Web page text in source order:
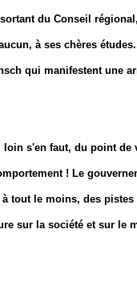
du Conseil
à ses chères
qui manifestent une
s'en faut, du point de
! Le
tout le moins, des
sur la société et sur le